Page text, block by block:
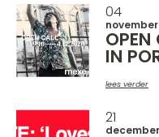
04
OPEN
IN
lees verder
21